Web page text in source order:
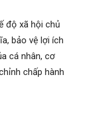
độ xã hội chủ
bảo vệ lợi ích
cá nhân, cơ
chấp hành